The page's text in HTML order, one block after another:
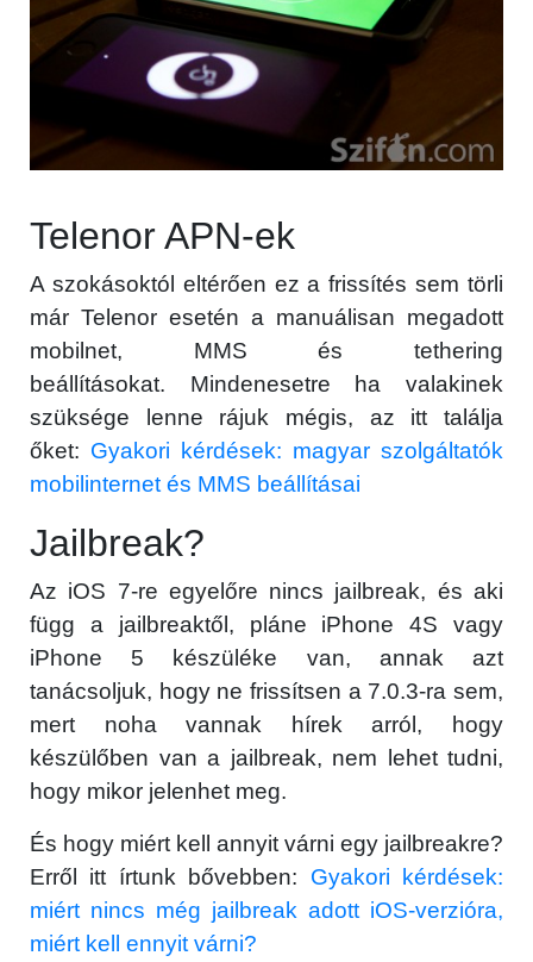
Telenor APN-ek
A szokásoktól eltérően ez a frissítés sem törli
már Telenor esetén a manuálisan megadott
mobilnet, MMS és tethering
beállításokat. Mindenesetre ha valakinek
szüksége lenne rájuk mégis, az itt találja
őket: Gyakori kérdések: magyar szolgáltatók
mobilinternet és MMS beállításai
Jailbreak?
Az iOS 7-re egyelőre nincs jailbreak, és aki
függ a jailbreaktől, pláne iPhone 4S vagy
iPhone 5 készüléke van, annak azt
tanácsoljuk, hogy ne frissítsen a 7.0.3-ra sem,
mert noha vannak hírek arról, hogy
készülőben van a jailbreak, nem lehet tudni,
hogy mikor jelenhet meg.
És hogy miért kell annyit várni egy jailbreakre?
Erről itt írtunk bővebben: Gyakori kérdések:
miért nincs még jailbreak adott iOS-verzióra,
miért kell ennyit várni?